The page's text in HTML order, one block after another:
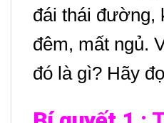
đái thái đường,
đêm, mất ngủ.
đó là gì? Hãy